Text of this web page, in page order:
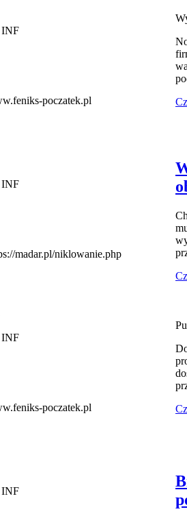
INF
poczatek.pl
INF
madar.pl/niklowanie.php
INF
poczatek.pl
INF